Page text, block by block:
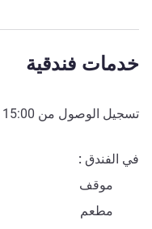
خدمات فندقية
تسجيل الوصول من 15:00
في الفندق
موقف
مطعم